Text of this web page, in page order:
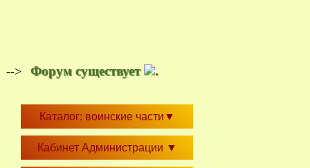
--> Форум существует .
Каталог: воинские части ▼
Кабинет Администрации ▼